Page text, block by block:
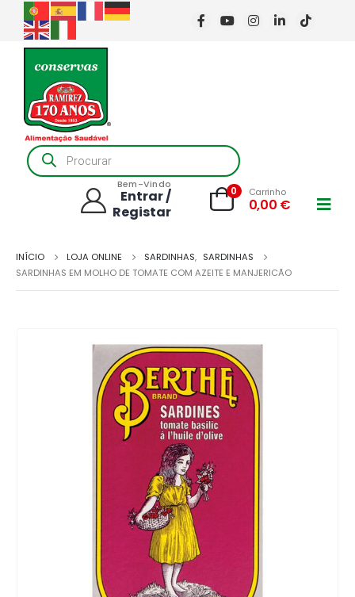
Products
search
Bem-Vindo
Entrar /
Registar
0 Carrinho
0,00 €
INÍCIO LOJA ONLINE SARDINHAS, SARDINHAS
SARDINHAS EM MOLHO DE TOMATE COM AZEITE E MANJERICÃO